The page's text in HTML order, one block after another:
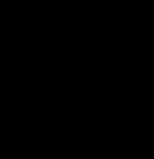
reduzieren und
werden
Zuverlässigkeit